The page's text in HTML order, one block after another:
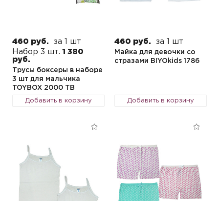
460 руб.
за 1 шт
Набор 3 шт. 1 380
руб.
Трусы боксеры в наборе
3 шт для мальчика
TOYBOX 2000 TB
Добавить в корзину
460 руб. за 1 шт
Майка для девочки со
стразами BIYOkids 1786
Добавить в корзину